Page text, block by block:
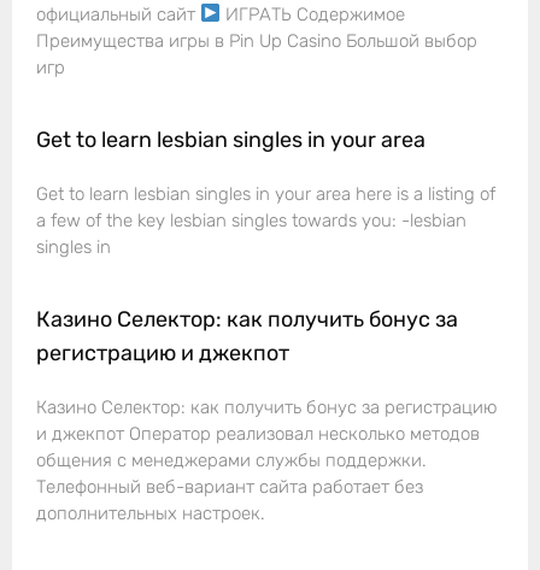
официальный сайт
ИГРАТЬ Содержимое
Преимущества игры в Pin Up Casino Большой выбор
игр
Get to learn lesbian singles in your area
Get to learn lesbian singles in your area here is a listing of
a few of the key lesbian singles towards you: -lesbian
singles in
Казино Селектор: как получить бонус за
регистрацию и джекпот
Казино Селектор: как получить бонус за регистрацию
и джекпот Оператор реализовал несколько методов
общения с менеджерами службы поддержки.
Телефонный веб-вариант сайта работает без
дополнительных настроек.